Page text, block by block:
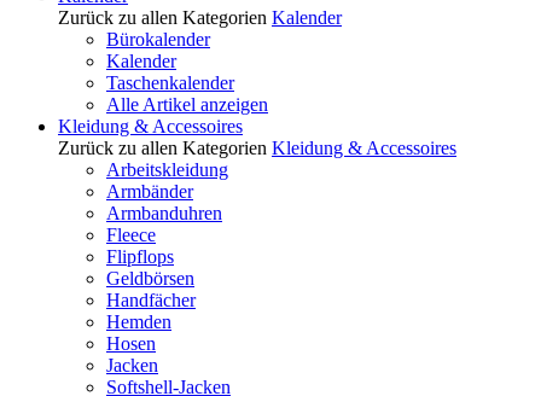
Zurück zu allen Kategorien Kalender
Bürokalender
Kalender
Taschenkalender
Alle Artikel anzeigen
Kleidung & Accessoires
Zurück zu allen Kategorien Kleidung & Accessoires
Arbeitskleidung
Armbänder
Armbanduhren
Fleece
Flipflops
Geldbörsen
Handfächer
Hemden
Hosen
Jacken
Softshell-Jacken